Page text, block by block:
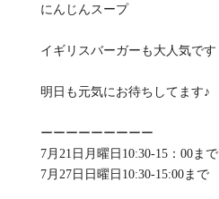
にんじんスープ
イギリスバーガーも大人気です
明日も元気にお待ちしてます♪
ーーーーーーーーー
7月21日月曜日10:30-15：00まで
7月27日日曜日10:30-15:00まで